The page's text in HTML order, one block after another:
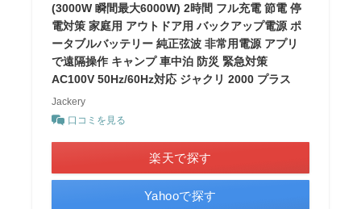
(3000W 瞬間最大6000W) 2時間 フル充電 節電 停
電対策 家庭用 アウトドア用 バックアップ電源 ポ
ータブルバッテリー 純正弦波 非常用電源 アプリ
で遠隔操作 キャンプ 車中泊 防災 緊急対策
AC100V 50Hz/60Hz対応 ジャクリ 2000 プラス
Jackery
口コミを見る
楽天で探す
Yahooで探す